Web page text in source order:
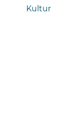
Kultur